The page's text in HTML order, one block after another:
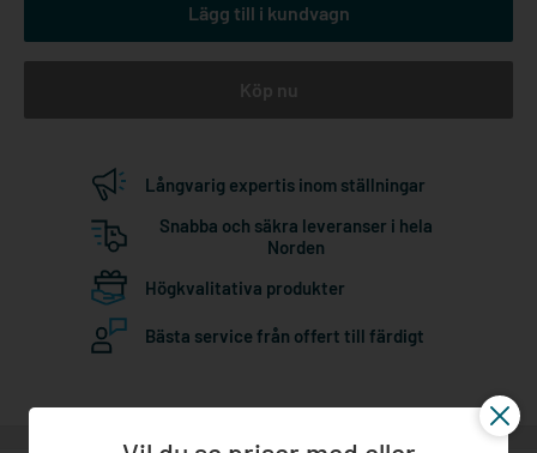
Lägg till i kundvagn
Köp nu
Långvarig expertis inom ställningar
Snabba och säkra leveranser i hela
Norden
Högkvalitativa produkter
Bästa service från offert till färdigt